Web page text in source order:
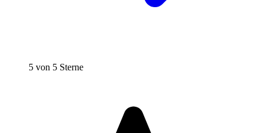
5 von 5 Sterne